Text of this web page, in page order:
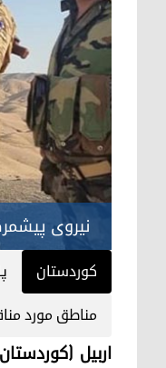
نیروی
کوردستان
مناطق مورد